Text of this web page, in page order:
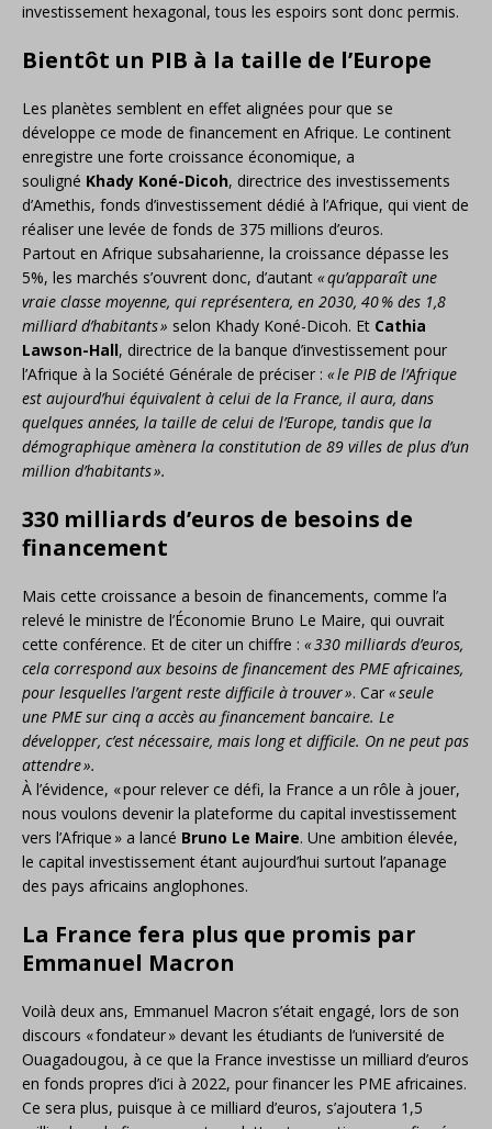
investissement hexagonal, tous les espoirs sont donc permis.
Bientôt un PIB à la taille de l’Europe
Les planètes semblent en effet alignées pour que se
développe ce mode de financement en Afrique. Le continent
enregistre une forte croissance économique, a
souligné Khady Koné-Dicoh, directrice des investissements
d’Amethis, fonds d’investissement dédié à l’Afrique, qui vient de
réaliser une levée de fonds de 375 millions d’euros.
Partout en Afrique subsaharienne, la croissance dépasse les
5%, les marchés s’ouvrent donc, d’autant «qu’apparaît une
vraie classe moyenne, qui représentera, en 2030, 40% des 1,8
milliard d’habitants» selon Khady Koné-Dicoh. Et Cathia
Lawson-Hall, directrice de la banque d’investissement pour
l’Afrique à la Société Générale de préciser : «le PIBde l’Afrique
est aujourd’hui équivalent à celui de la France, il aura, dans
quelques années, la taille de celui de l’Europe, tandis que la
démographique amènera la constitution de 89 villes de plus d’un
million d’habitants».
330 milliards d’euros de besoins de
financement
Mais cette croissance a besoin de financements, comme l’a
relevé le ministre de l’Économie Bruno Le Maire, qui ouvrait
cette conférence. Et de citer un chiffre : «330 milliards d’euros,
cela correspond aux besoins de financement des PMEafricaines,
pour lesquelles l’argent reste difficile à trouver». Car «seule
une PMEsur cinq a accès au financement bancaire. Le
développer, c’est nécessaire, mais long et difficile. On ne peut pas
attendre».
À l’évidence, «pour relever ce défi, la France a un rôle à jouer,
nous voulons devenir la plateforme du capital investissement
vers l’Afrique » a lancé Bruno Le Maire. Une ambition élevée,
le capital investissement étant aujourd’hui surtout l’apanage
des pays africains anglophones.
La France fera plus que promis par
Emmanuel Macron
Voilà deux ans, Emmanuel Macron s’était engagé, lors de son
discours «fondateur» devant les étudiants de l’université de
Ouagadougou, à ce que la France investisse un milliard d’euros
en fonds propres d’ici à 2022, pour financer les PME africaines.
Ce sera plus, puisque à ce milliard d’euros, s’ajoutera 1,5